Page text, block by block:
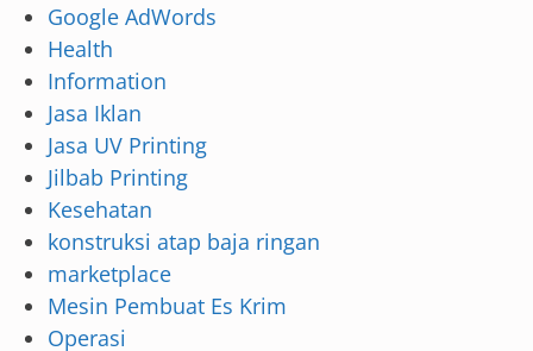
Google AdWords
Health
Information
Jasa Iklan
Jasa UV Printing
Jilbab Printing
Kesehatan
konstruksi atap baja ringan
marketplace
Mesin Pembuat Es Krim
Operasi